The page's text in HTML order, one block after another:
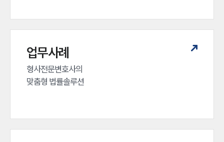
업무사례
형사전문변호사의
맞춤형 법률솔루션